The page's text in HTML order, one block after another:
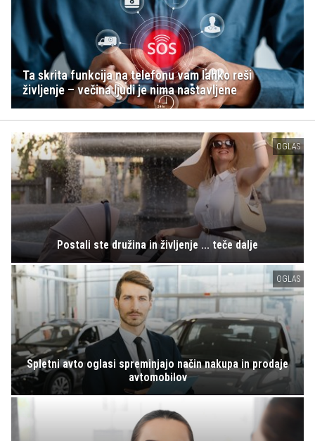
Ta skrita funkcija na telefonu vam lahko reši
življenje – večina ljudi je nima nastavljene
OGLAS
Postali ste družina in življenje ... teče dalje
OGLAS
Spletni avto oglasi spreminjajo način nakupa in prodaje
avtomobilov